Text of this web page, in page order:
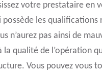
votre prestataire en
possède les qualifications
n’aurez pas ainsi de
la qualité de l’opération
Vous pouvez vous